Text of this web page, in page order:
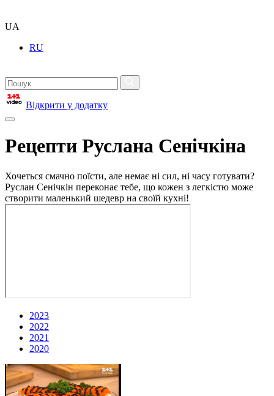
UA
RU
Відкрити у додатку
Рецепти Руслана Сенічкіна
Хочеться смачно поїсти, але немає ні сил, ні часу готувати?
Руслан Сенічкін переконає тебе, що кожен з легкістю може
створити маленький шедевр на своїй кухні!
2023
2022
2021
2020